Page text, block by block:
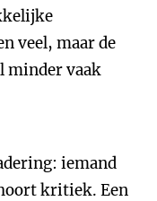
veel, maar de
minder vaak
iemand
kritiek. Een